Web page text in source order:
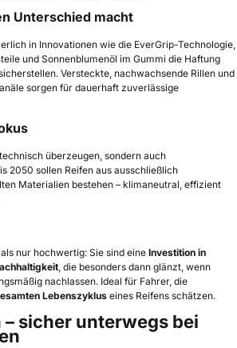
Unterschied macht
in Innovationen wie die EverGrip-Technologie,
und Sonnenblumenöl im Gummi die Haftung
Versteckte, nachwachsende Rillen und
sorgen für dauerhaft zuverlässige
überzeugen, sondern auch
2050 sollen Reifen aus ausschließlich
Materialien bestehen – klimaneutral, effizient
nur hochwertig: Sie sind eine Investition in
, die besonders dann glänzt, wenn
nachlassen. Ideal für Fahrer, die
Lebenszyklus eines Reifens schätzen.
sicher unterwegs bei